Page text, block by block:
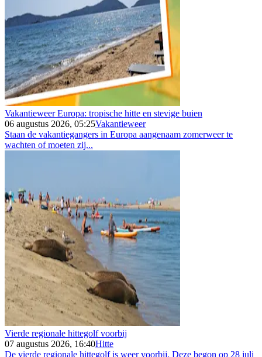
Vakantieweer Europa: tropische hitte en stevige buien
06 augustus 2026, 05:25Vakantieweer
Staan de vakantiegangers in Europa aangenaam zomerweer te
wachten of moeten zij...
Vierde regionale hittegolf voorbij
07 augustus 2026, 16:40Hitte
De vierde regionale hittegolf is weer voorbij. Deze begon op 28 juli